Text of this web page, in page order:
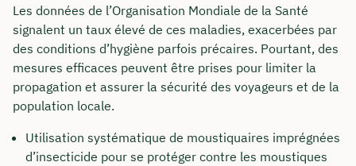
Les données de l’Organisation Mondiale de la Santé
signalent un taux élevé de ces maladies, exacerbées par
des conditions d’hygiène parfois précaires. Pourtant, des
mesures efficaces peuvent être prises pour limiter la
propagation et assurer la sécurité des voyageurs et de la
population locale.
Utilisation systématique de moustiquaires imprégnées
d’insecticide pour se protéger contre les moustiques